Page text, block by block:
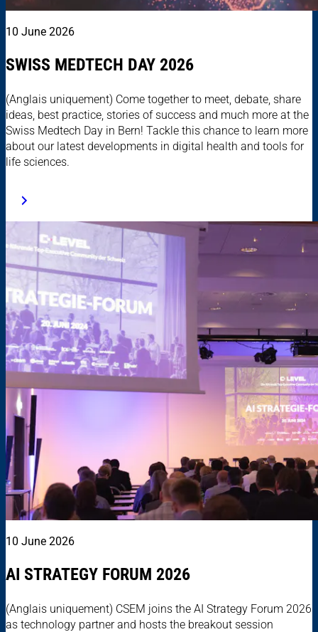
10 June 2026
SWISS MEDTECH DAY 2026
(Anglais uniquement) Come together to meet, debate, share
ideas, best practice, stories of success and much more at the
Swiss Medtech Day in Bern! Tackle this chance to learn more
about our latest developments in digital health and tools for
life sciences.
10 June 2026
AI STRATEGY FORUM 2026
(Anglais uniquement) CSEM joins the AI Strategy Forum 2026
as technology partner and hosts the breakout session